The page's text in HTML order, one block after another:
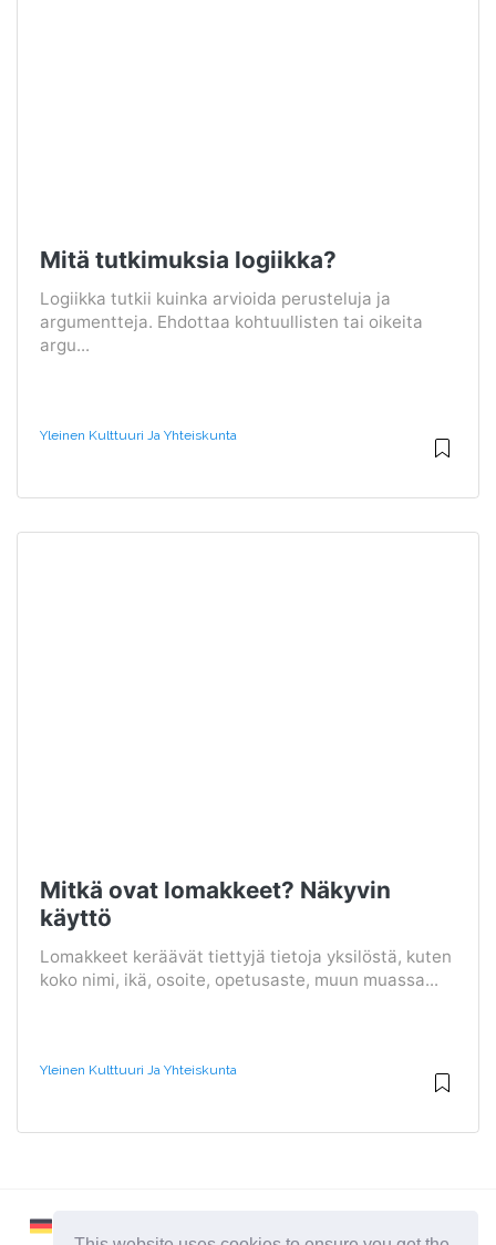
Mitä tutkimuksia logiikka?
Logiikka tutkii kuinka arvioida perusteluja ja
argumentteja. Ehdottaa kohtuullisten tai oikeita
argu...
Yleinen Kulttuuri Ja Yhteiskunta
Mitkä ovat lomakkeet? Näkyvin
käyttö
Lomakkeet keräävät tiettyjä tietoja yksilöstä, kuten
koko nimi, ikä, osoite, opetusaste, muun muassa...
Yleinen Kulttuuri Ja Yhteiskunta